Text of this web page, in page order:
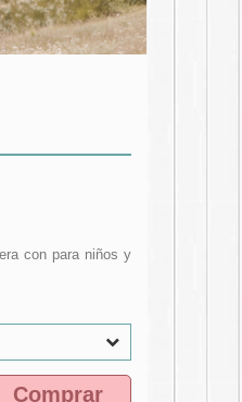
con para niños y
Comprar